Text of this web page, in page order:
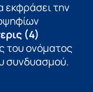
εκφράσει την
(4)
ονόματος
συνδυασμού.